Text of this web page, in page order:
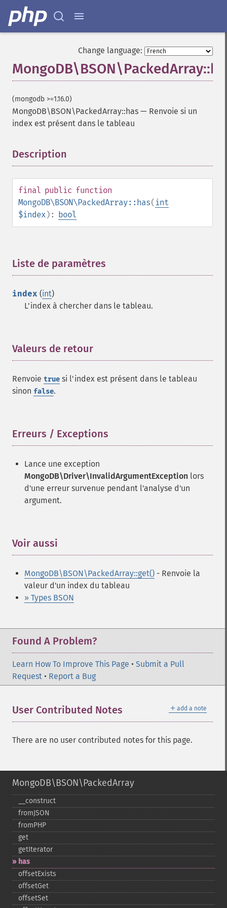
Change language:
(mongodb >=1.16.0)
MongoDB\BSON\PackedArray::has — Renvoie si un
index est présent dans le tableau
Description
final public function
MongoDB\BSON\PackedArray::has( int
$index): bool
Liste de paramètres
index (int)
L'index à chercher dans le tableau.
Valeurs de retour
Renvoie true si l'index est présent dans le tableau
sinon false.
Erreurs / Exceptions
Lance une exception
MongoDB\Driver\InvalidArgumentException lors
d'une erreur survenue pendant l'analyse d'un
argument.
Voir aussi
MongoDB\BSON\PackedArray::get() - Renvoie la
valeur d'un index du tableau
» Types BSON
Found A Problem?
Learn How To Improve This Page • Submit a Pull
Request • Report a Bug
＋ add a note
User Contributed Notes
There are no user contributed notes for this page.
MongoDB\BSON\PackedArray
_​_​construct
fromJSON
fromPHP
get
getIterator
has
offsetExists
offsetGet
offsetSet